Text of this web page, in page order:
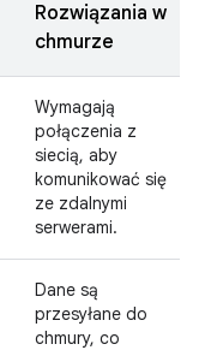
Rozwiązania w
chmurze
Wymagają
połączenia z
siecią, aby
komunikować się
ze zdalnymi
serwerami.
Dane są
przesyłane do
chmury, co